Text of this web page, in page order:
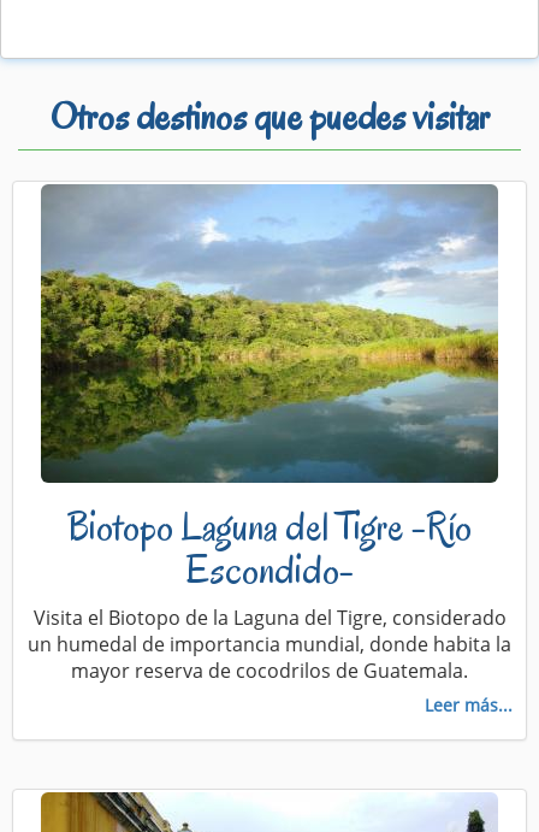
Otros destinos que puedes visitar
Biotopo Laguna del Tigre -Río
Escondido-
Visita el Biotopo de la Laguna del Tigre, considerado
un humedal de importancia mundial, donde habita la
mayor reserva de cocodrilos de Guatemala.
Leer más...